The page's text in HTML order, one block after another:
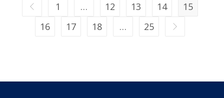
1 … 12 13 14
15
16
17 18 … 25